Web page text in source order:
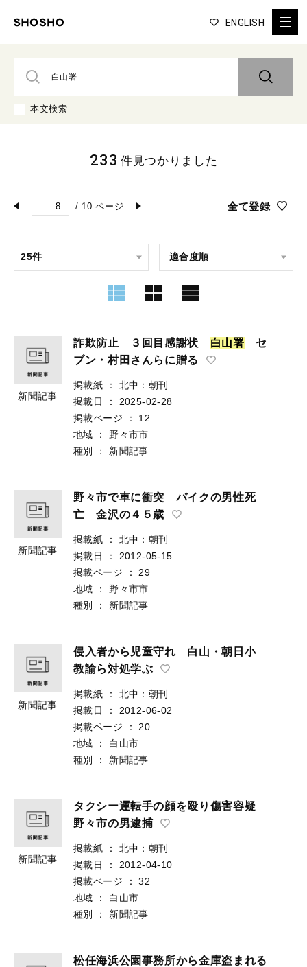
ENGLISH
本文検索
/ 10 ページ 全て登録
233 件見つかりました
新聞記事
詐欺防止 ３回目感謝状 白山署 セ
ブン・村田さんらに贈る
掲載紙 ：
北中：朝刊
掲載日
：
2025-02-28
掲載ページ
：
12
地域
：
野々市市
種別
： 新聞記事
新聞記事
野々市で車に衝突 バイクの男性死
亡 金沢の４５歳
掲載紙 ：
北中：朝刊
掲載日
：
2012-05-15
掲載ページ
：
29
地域
：
野々市市
種別
： 新聞記事
新聞記事
侵入者から児童守れ 白山・朝日小
教諭ら対処学ぶ
掲載紙 ：
北中：朝刊
掲載日
：
2012-06-02
掲載ページ
：
20
地域
：
白山市
種別
： 新聞記事
新聞記事
タクシー運転手の顔を殴り傷害容疑
野々市の男逮捕
掲載紙 ：
北中：朝刊
掲載日
：
2012-04-10
掲載ページ
：
32
地域
：
白山市
種別
： 新聞記事
松任海浜公園事務所から金庫盗まれる